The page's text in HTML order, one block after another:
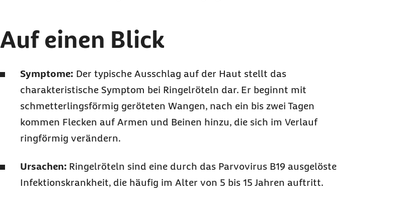
Auf einen Blick
Symptome: Der typische Ausschlag auf der Haut stellt das
charakteristische Symptom bei Ringelröteln dar. Er beginnt mit
schmetterlingsförmig geröteten Wangen, nach ein bis zwei Tagen
kommen Flecken auf Armen und Beinen hinzu, die sich im Verlauf
ringförmig verändern.
Ursachen: Ringelröteln sind eine durch das Parvovirus B19 ausgelöste
Infektionskrankheit, die häufig im Alter von 5 bis 15 Jahren auftritt.